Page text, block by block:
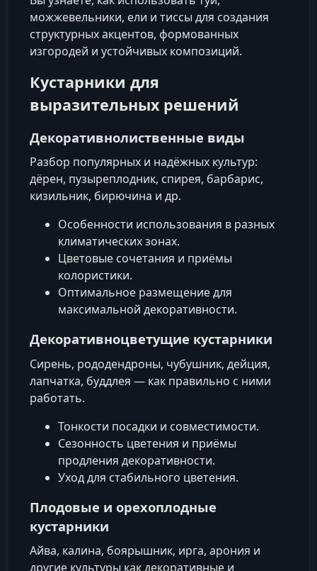
можжевельники, ели и тиссы для создания
структурных акцентов, формованных
изгородей и устойчивых композиций.
Кустарники для
выразительных решений
Декоративнолиственные виды
Разбор популярных и надёжных культур:
дёрен, пузыреплодник, спирея, барбарис,
кизильник, бирючина и др.
Особенности использования в разных
климатических зонах.
Цветовые сочетания и приёмы
колористики.
Оптимальное размещение для
максимальной декоративности.
Декоративноцветущие кустарники
Сирень, рододендроны, чубушник, дейция,
лапчатка, буддлея — как правильно с ними
работать.
Тонкости посадки и совместимости.
Сезонность цветения и приёмы
продления декоративности.
Уход для стабильного цветения.
Плодовые и орехоплодные
кустарники
Айва, калина, боярышник, ирга, арония и
другие культуры как декоративные и